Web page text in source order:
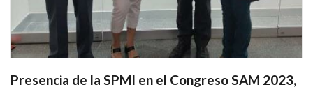
Presencia de la SPMI en el Congreso SAM 2023,